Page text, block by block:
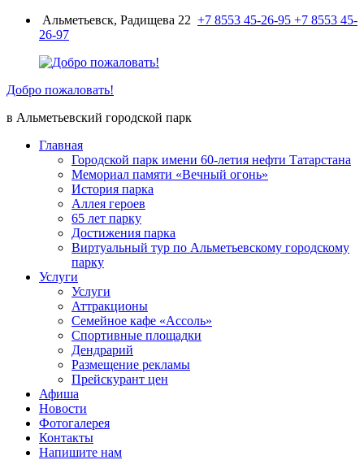
ПерейтиАльметьевск, Радищева 22 +7 8553 45-26-95 +7 8553 45-
26-97
Добро пожаловать!
в Альметьевский городской парк
Главная
Городской парк имени 60-летия нефти Татарстана
Мемориал памяти «Вечный огонь»
История парка
Аллея героев
65 лет парку
Достижения парка
Виртуальный тур по Альметьевскому городскому
парку
Услуги
Услуги
Аттракционы
Семейное кафе «Ассоль»
Спортивные площадки
Дендрарий
Размещение рекламы
Прейскурант цен
Афиша
Новости
Фотогалерея
Контакты
Напишите нам